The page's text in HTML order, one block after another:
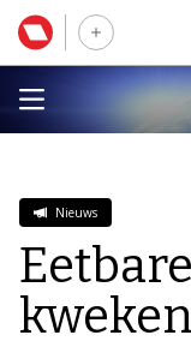
Nieuws